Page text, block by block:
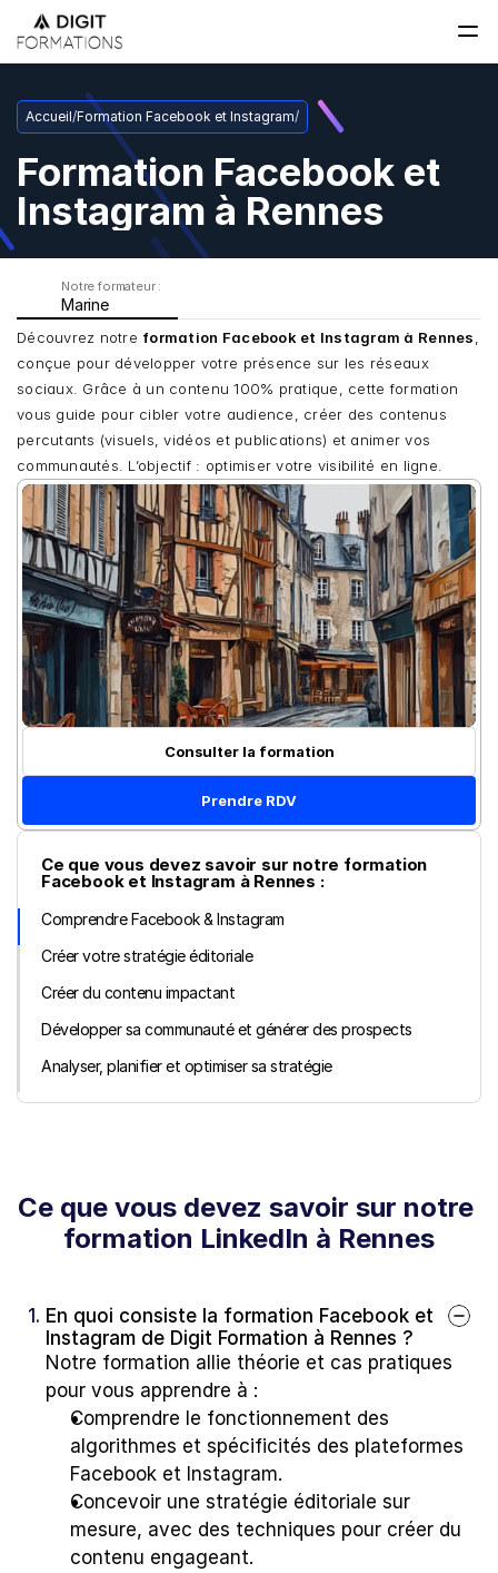
Notre formateur :
Marine
Découvrez notre formation Facebook et Instagram à Rennes
conçue pour développer votre présence sur les réseaux
sociaux. Grâce à un contenu 100% pratique, cette formation
vous guide pour cibler votre audience, créer des contenus
percutants (visuels, vidéos et publications) et animer vos
communautés. L’objectif : optimiser votre visibilité en ligne.
Ce que vous devez savoir sur notre formation
Facebook et Instagram à Rennes :
Comprendre Facebook & Instagram
Créer votre stratégie éditoriale
Créer du contenu impactant
Développer sa communauté et générer des prospects
Analyser, planifier et optimiser sa stratégie
Consulter la formation
Prendre RDV
Ce que vous devez savoir sur notre
formation LinkedIn à Rennes
1. En quoi consiste la formation Facebook et
Instagram de Digit Formation à Rennes ?
Notre formation allie théorie et cas pratiques
pour vous apprendre à :
Comprendre le fonctionnement des
algorithmes et spécificités des plateformes
Facebook et Instagram.
Concevoir une stratégie éditoriale sur
mesure, avec des techniques pour créer du
contenu engageant.
Accueil/Formation Facebook et Instagram/
Formation Facebook et
Instagram à Rennes